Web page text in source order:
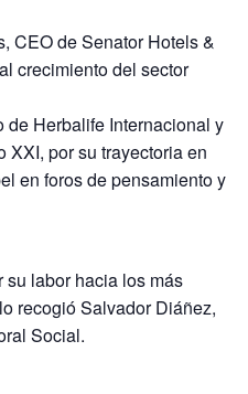
CEO de Senator Hotels &
crecimiento del sector
de Herbalife Internacional y
por su trayectoria en
en foros de pensamiento y
su labor hacia los más
recogió Salvador Diáñez,
Social.